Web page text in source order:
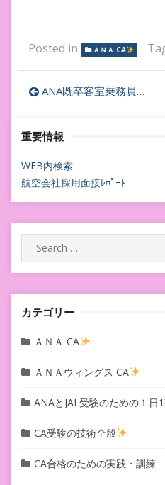
Posted in ＡＮＡ CA
投
稿
ナ
ビ
ゲ
ー
シ
ョ
ン
ANA既卒客室乗務員ＣＡ二次面接
重要情報
WEB内検索
航空会社採用面接ﾚﾎﾟｰﾄ
Search
for:
カテゴリー
ＡＮＡ CA
ＡＮＡウィングス CA
ANAとJAL受験のための１日
CA受験の技術全般
CA合格のための実践・訓練